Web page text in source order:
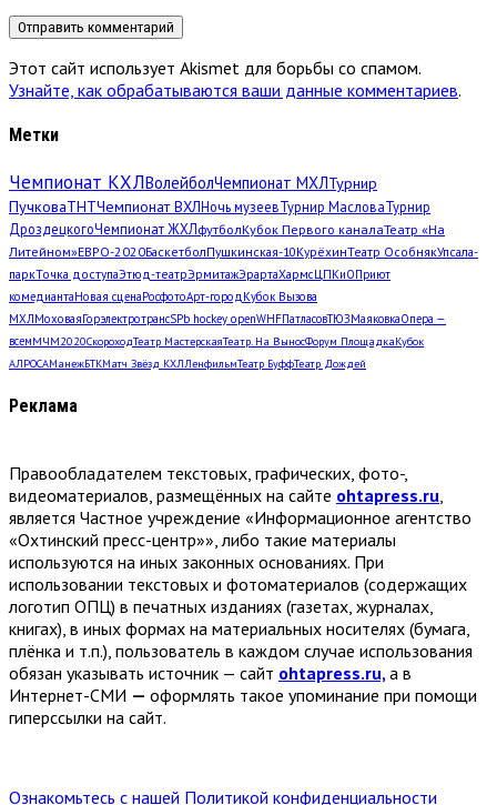
Этот сайт использует Akismet для борьбы со спамом.
Узнайте, как обрабатываются ваши данные комментариев.
Метки
Чемпионат КХЛВолейболЧемпионат МХЛТурнир
ПучковаТНТЧемпионат ВХЛНочь музеевТурнир МасловаТурнир
ДроздецкогоЧемпионат ЖХЛфутболКубок Первого каналаТеатр «На
Литейном»ЕВРО-2020БаскетболПушкинская-10КурёхинТеатр ОсобнякУпсала-
паркТочка доступаЭтюд-театрЭрмитажЭрартаХармсЦПКиОПриют
комедиантаНовая сценаРосфотоАрт-город Кубок Вызова
МХЛМоховаяГорэлектротрансSPb hockey openWHFПатласовТЮЗМаяковкаОпера —
всемМЧМ2020СкороходТеатр МастерскаяТеатр. На ВыносФорум ПлощадкаКубок
АЛРОСАМанежБТКМатч Звёзд КХЛЛенфильмТеатр БуффТеатр Дождей
Реклама
Правообладателем текстовых, графических, фото-,
видеоматериалов, размещённых на сайте ohtapress.ru,
является Частное учреждение «Информационное агентство
«Охтинский пресс-центр»», либо такие материалы
используются на иных законных основаниях. При
использовании текстовых и фотоматериалов (содержащих
логотип ОПЦ) в печатных изданиях (газетах, журналах,
книгах), в иных формах на материальных носителях (бумага,
плёнка и т.п.), пользователь в каждом случае использования
обязан указывать источник — сайт ohtapress.ru, а в
Интернет-СМИ — оформлять такое упоминание при помощи
гиперссылки на сайт.
Ознакомьтесь с нашей Политикой конфиденциальности